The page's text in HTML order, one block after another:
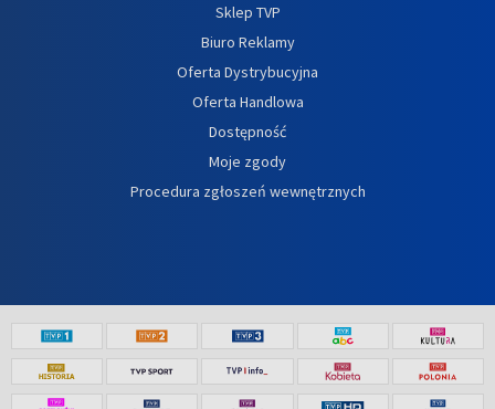
Sklep TVP
Biuro Reklamy
Oferta Dystrybucyjna
Oferta Handlowa
Dostępność
Moje zgody
Procedura zgłoszeń wewnętrznych